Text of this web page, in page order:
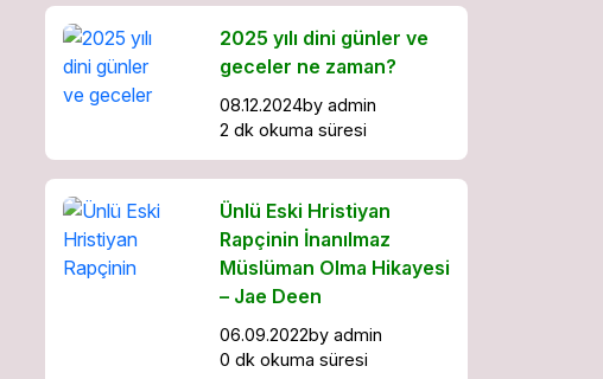
2025 yılı dini günler ve
geceler ne zaman?
08.12.2024by admin
2 dk okuma süresi
Ünlü Eski Hristiyan
Rapçinin İnanılmaz
Müslüman Olma Hikayesi
– Jae Deen
06.09.2022by admin
0 dk okuma süresi